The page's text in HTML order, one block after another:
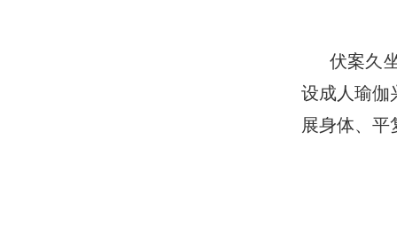
伏案久
设成人瑜伽
展身体、平